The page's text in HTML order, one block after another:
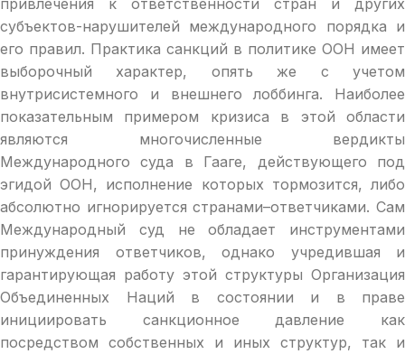
субъектов-нарушителей международного порядка и
его правил. Практика санкций в политике ООН имеет
выборочный характер, опять же с учетом
внутрисистемного и внешнего лоббинга. Наиболее
показательным примером кризиса в этой области
являются многочисленные вердикты
Международного суда в Гааге, действующего под
эгидой ООН, исполнение которых тормозится, либо
абсолютно игнорируется странами–ответчиками. Сам
Международный суд не обладает инструментами
принуждения ответчиков, однако учредившая и
гарантирующая работу этой структуры Организация
Объединенных Наций в состоянии и в праве
инициировать санкционное давление как
посредством собственных и иных структур, так и